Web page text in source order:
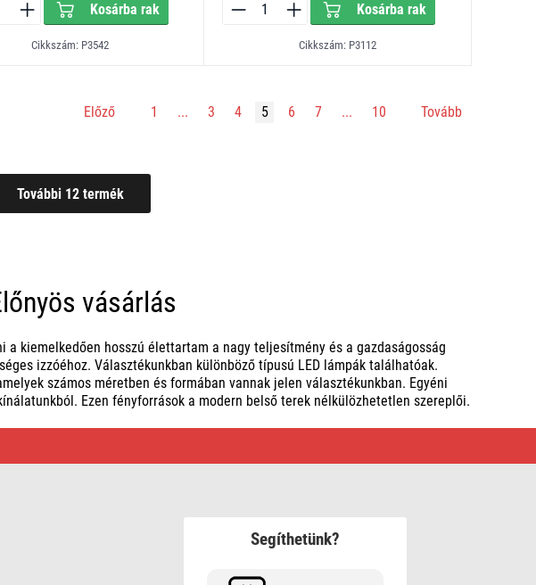
Kosárba rak
Cikkszám: P3542
Kosárba rak
Cikkszám: P3112
Előző 1 ... 3 4 5 6 7 ... 10 Tovább
vásárlás
kiemelkedően hosszú élettartam a nagy teljesítmény és a gazdaságosság
izzóéhoz. Választékunkban különböző típusú LED lámpák találhatóak.
számos méretben és formában vannak jelen választékunkban. Egyéni
Ezen fényforrások a modern belső terek nélkülözhetetlen szereplői.
Segíthetünk?